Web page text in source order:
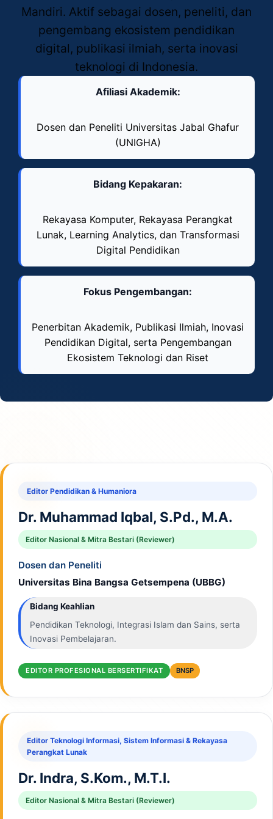
Mandiri. Aktif sebagai dosen, peneliti, dan
pengembang ekosistem pendidikan
digital, publikasi ilmiah, serta inovasi
teknologi di Indonesia.
Afiliasi Akademik:
Dosen dan Peneliti Universitas Jabal Ghafur
(UNIGHA)
Bidang Kepakaran:
Rekayasa Komputer, Rekayasa Perangkat
Lunak, Learning Analytics, dan Transformasi
Digital Pendidikan
Fokus Pengembangan:
Penerbitan Akademik, Publikasi Ilmiah, Inovasi
Pendidikan Digital, serta Pengembangan
Ekosistem Teknologi dan Riset
Editor Pendidikan & Humaniora
Dr. Muhammad Iqbal, S.Pd., M.A.
Editor Nasional & Mitra Bestari (Reviewer)
Dosen dan Peneliti
Universitas Bina Bangsa Getsempena (UBBG)
Bidang Keahlian
Pendidikan Teknologi, Integrasi Islam dan Sains, serta
Inovasi Pembelajaran.
EDITOR PROFESIONAL BERSERTIFIKAT BNSP
Editor Teknologi Informasi, Sistem Informasi & Rekayasa
Perangkat Lunak
Dr. Indra, S.Kom., M.T.I.
Editor Nasional & Mitra Bestari (Reviewer)